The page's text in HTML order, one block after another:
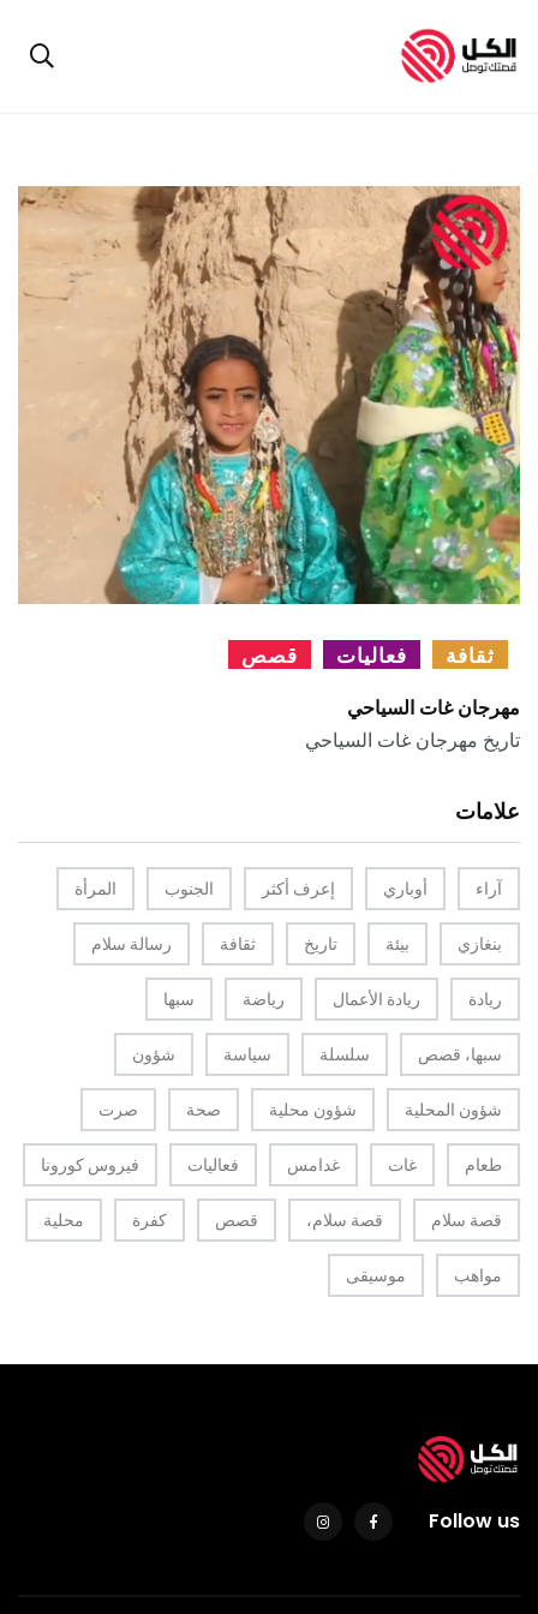
ثقافة فعاليات قصص
مهرجان غات السياحي
تاريخ مهرجان غات السياحي
علامات
آراء أوباري إعرف أكثر الجنوب المرأة
بنغازي بيئة تاريخ ثقافة رسالة سلام
ريادة ريادة الأعمال رياضة سبها
سبها، قصص سلسلة سياسة شؤون
شؤون المحلية شؤون محلية صحة صرت
طعام غات غدامس فعاليات فيروس كورونا
قصة سلام قصة سلام، قصص كفرة محلية
مواهب موسيقى
Follow us